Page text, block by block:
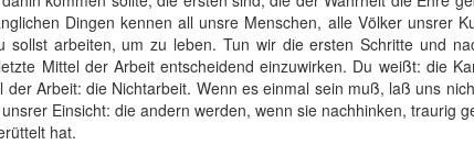
Dingen kennen all unsre Menschen, alle Völker unsrer
arbeiten, um zu leben. Tun wir die ersten Schritte und
Mittel der Arbeit entscheidend einzuwirken. Du weißt: die
Arbeit: die Nichtarbeit. Wenn es einmal sein muß, laß uns
Einsicht: die andern werden, wenn sie nachhinken, traurig
hat.